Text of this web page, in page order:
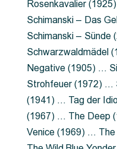
Rosenkavalier
Schimanski – Das
Schimanski –
Schwarzwaldmädel
Negative (1905) …
Strohfeuer (1972) …
(1941) … Tag der
(1967) … The Deep
Venice (1969) …